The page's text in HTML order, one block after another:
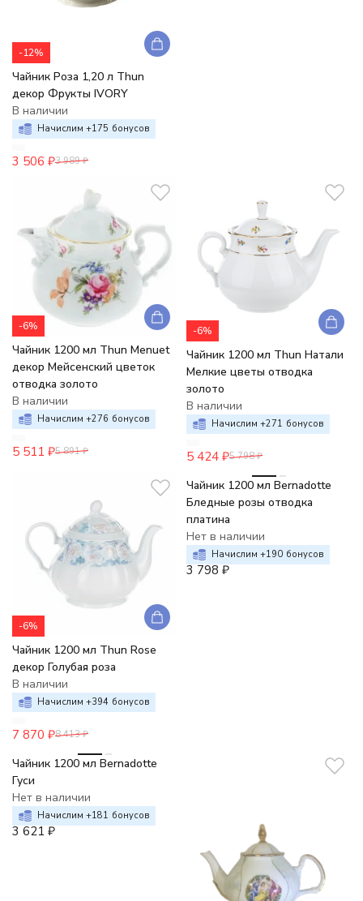
-12%
Чайник Роза 1,20 л Thun
декор Фрукты IVORY
В наличии
Начислим +175 бонусов
3 506 ₽3 989 ₽
-6%
Чайник 1200 мл Thun Menuet
декор Мейсенский цветок
отводка золото
В наличии
Начислим +276 бонусов
5 511 ₽5 891 ₽
-6%
Чайник 1200 мл Thun Натали
Мелкие цветы отводка
золото
В наличии
Начислим +271 бонусов
5 424 ₽5 798 ₽
-6%
Чайник 1200 мл Thun Rose
декор Голубая роза
В наличии
Начислим +394 бонусов
7 870 ₽8 413 ₽
Чайник 1200 мл Bernadotte
Бледные розы отводка
платина
Нет в наличии
Начислим +190 бонусов
3 798 ₽
Чайник 1200 мл Bernadotte
Гуси
Нет в наличии
Начислим +181 бонусов
3 621 ₽